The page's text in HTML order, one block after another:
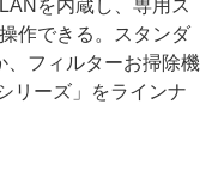
を内蔵し、専用ス
作できる。スタンダ
、フィルターお掃除機
リーズ」をラインナ